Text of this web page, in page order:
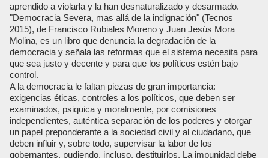
aprendido a violarla y la han desnaturalizado y desarmado.
"Democracia Severa, mas allá de la indignación" (Tecnos
2015), de Francisco Rubiales Moreno y Juan Jesús Mora
Molina, es un libro que denuncia la degradación de la
democracia y señala las reformas que el sistema necesita para
que sea justo y decente y para que los políticos estén bajo
control.
A la democracia le faltan piezas de gran importancia:
exigencias éticas, controles a los políticos, que deben ser
examinados, psiquica y moralmente, por comisiones
independientes, auténtica separación de los poderes y otorgar
un papel preponderante a la sociedad civil y al ciudadano, que
deben influir y, sobre todo, supervisar la labor de los
gobernantes, pudiendo, incluso, destituirlos. La impunidad debe